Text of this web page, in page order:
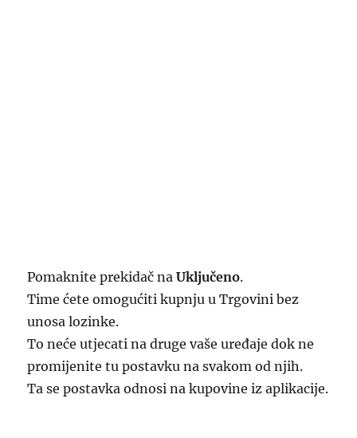
Pomaknite prekidač naUključeno.
Time ćete omogućiti kupnju u Trgovini bez
unosa lozinke.
To neće utjecati na druge vaše uređaje dok ne
promijenite tu postavku na svakom od njih.
Ta se postavka odnosi na kupovine iz aplikacije.